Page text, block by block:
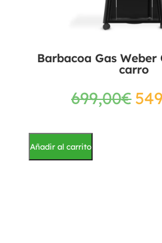
Barbacoa Gas Weber
carro
699,00€
Añadir al carrito